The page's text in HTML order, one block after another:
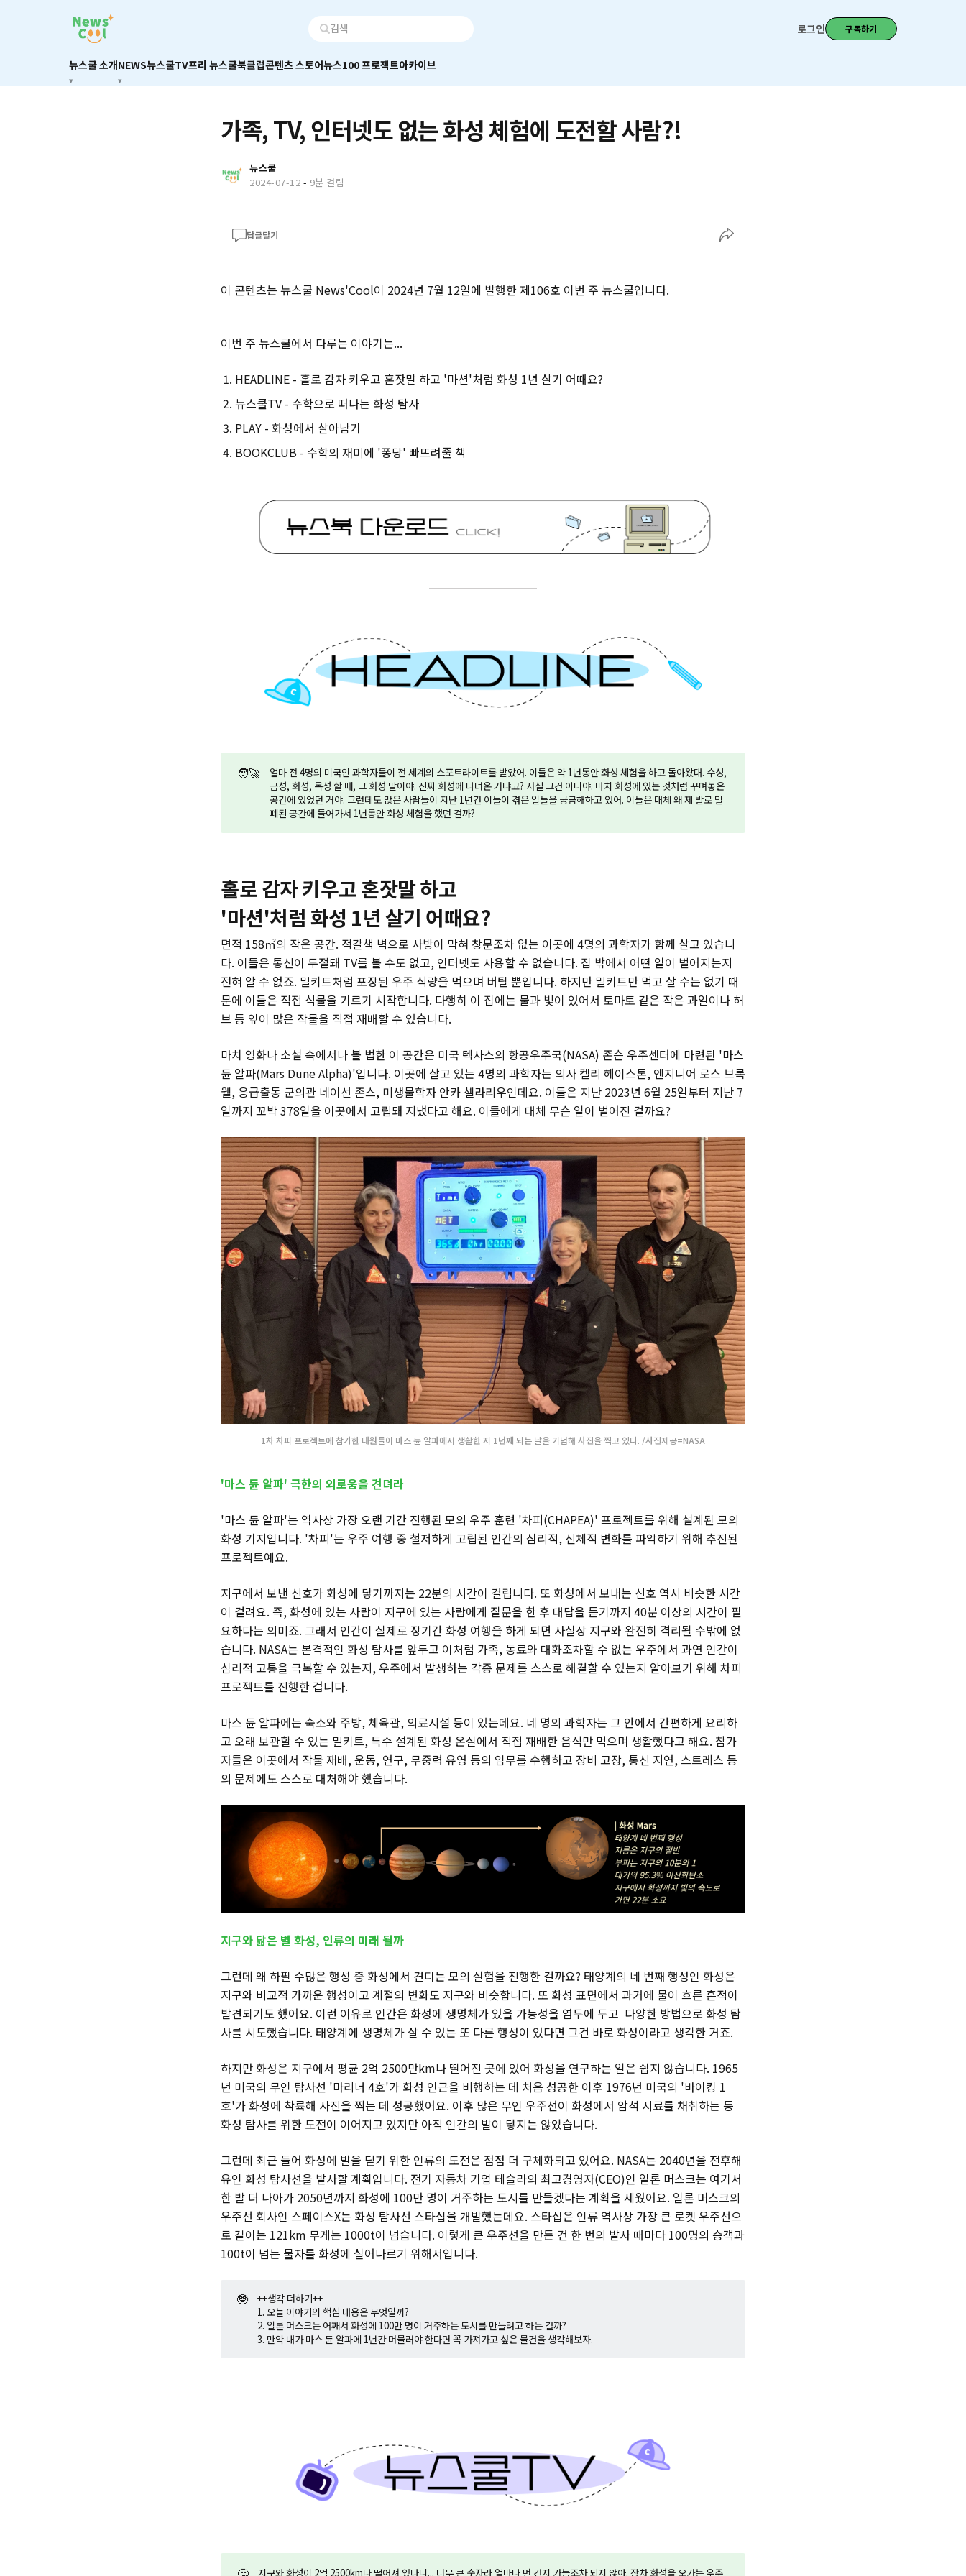
로그인 구독하기
뉴스쿨 소개NEWS뉴스쿨TV프리 뉴스쿨북클럽콘텐츠 스토어뉴스100 프로젝트아카이브
가족, TV, 인터넷도 없는 화성 체험에 도전할 사람?!
뉴스쿨
2024-07-12 - 9분 걸림
답글달기
이 콘텐츠는 뉴스쿨 News'Cool이 2024년 7월 12일에 발행한 제106호 이번 주 뉴스쿨입니다.‌
이번 주 뉴스쿨에서 다루는 이야기는...
HEADLINE - 홀로 감자 키우고 혼잣말 하고 '마션'처럼 화성 1년 살기 어때요?
뉴스쿨TV - 수학으로 떠나는 화성 탐사
PLAY - 화성에서 살아남기
BOOKCLUB - 수학의 재미에 '퐁당' 빠뜨려줄 책
🧑‍🚀
얼마 전 4명의 미국인 과학자들이 전 세계의 스포트라이트를 받았어. 이들은 약 1년동안 화성 체험을 하고 돌아왔대. 수성,
금성, 화성, 목성 할 때, 그 화성 말이야. 진짜 화성에 다녀온 거냐고? 사실 그건 아니야. 마치 화성에 있는 것처럼 꾸며놓은
공간에 있었던 거야. 그런데도 많은 사람들이 지난 1년간 이들이 겪은 일들을 궁금해하고 있어. 이들은 대체 왜 제 발로 밀
폐된 공간에 들어가서 1년동안 화성 체험을 했던 걸까?
홀로 감자 키우고 혼잣말 하고
'마션'처럼 화성 1년 살기 어때요?
면적 158㎡의 작은 공간. 적갈색 벽으로 사방이 막혀 창문조차 없는 이곳에 4명의 과학자가 함께 살고 있습니
다. 이들은 통신이 두절돼 TV를 볼 수도 없고, 인터넷도 사용할 수 없습니다. 집 밖에서 어떤 일이 벌어지는지
전혀 알 수 없죠. 밀키트처럼 포장된 우주 식량을 먹으며 버틸 뿐입니다. 하지만 밀키트만 먹고 살 수는 없기 때
문에 이들은 직접 식물을 기르기 시작합니다. 다행히 이 집에는 물과 빛이 있어서 토마토 같은 작은 과일이나 허
브 등 잎이 많은 작물을 직접 재배할 수 있습니다.
마치 영화나 소설 속에서나 볼 법한 이 공간은 미국 텍사스의 항공우주국(NASA) 존슨 우주센터에 마련된 '마스
듄 알파(Mars Dune Alpha)'입니다. 이곳에 살고 있는 4명의 과학자는 의사 켈리 헤이스톤, 엔지니어 로스 브록
웰, 응급출동 군의관 네이선 존스, 미생물학자 안카 셀라리우인데요. 이들은 지난 2023년 6월 25일부터 지난 7
일까지 꼬박 378일을 이곳에서 고립돼 지냈다고 해요. 이들에게 대체 무슨 일이 벌어진 걸까요?
1차 차피 프로젝트에 참가한 대원들이 마스 듄 알파에서 생활한 지 1년째 되는 날을 기념해 사진을 찍고 있다. /사진제공=NASA
'마스 듄 알파' 극한의 외로움을 견뎌라
'마스 듄 알파'는 역사상 가장 오랜 기간 진행된 모의 우주 훈련 '차피(CHAPEA)' 프로젝트를 위해 설계된 모의
화성 기지입니다. '차피'는 우주 여행 중 철저하게 고립된 인간의 심리적, 신체적 변화를 파악하기 위해 추진된
프로젝트예요.
지구에서 보낸 신호가 화성에 닿기까지는 22분의 시간이 걸립니다. 또 화성에서 보내는 신호 역시 비슷한 시간
이 걸려요. 즉, 화성에 있는 사람이 지구에 있는 사람에게 질문을 한 후 대답을 듣기까지 40분 이상의 시간이 필
요하다는 의미죠. 그래서 인간이 실제로 장기간 화성 여행을 하게 되면 사실상 지구와 완전히 격리될 수밖에 없
습니다. NASA는 본격적인 화성 탐사를 앞두고 이처럼 가족, 동료와 대화조차할 수 없는 우주에서 과연 인간이
심리적 고통을 극복할 수 있는지, 우주에서 발생하는 각종 문제를 스스로 해결할 수 있는지 알아보기 위해 차피
프로젝트를 진행한 겁니다.
마스 듄 알파에는 숙소와 주방, 체육관, 의료시설 등이 있는데요. 네 명의 과학자는 그 안에서 간편하게 요리하
고 오래 보관할 수 있는 밀키트, 특수 설계된 화성 온실에서 직접 재배한 음식만 먹으며 생활했다고 해요. 참가
자들은 이곳에서 작물 재배, 운동, 연구, 무중력 유영 등의 임무를 수행하고 장비 고장, 통신 지연, 스트레스 등
의 문제에도 스스로 대처해야 했습니다.
지구와 닮은 별 화성, 인류의 미래 될까
그런데 왜 하필 수많은 행성 중 화성에서 견디는 모의 실험을 진행한 걸까요? 태양계의 네 번째 행성인 화성은
지구와 비교적 가까운 행성이고 계절의 변화도 지구와 비슷합니다. 또 화성 표면에서 과거에 물이 흐른 흔적이
발견되기도 했어요. 이런 이유로 인간은 화성에 생명체가 있을 가능성을 염두에 두고 다양한 방법으로 화성 탐
사를 시도했습니다. 태양계에 생명체가 살 수 있는 또 다른 행성이 있다면 그건 바로 화성이라고 생각한 거죠.
하지만 화성은 지구에서 평균 2억 2500만km나 떨어진 곳에 있어 화성을 연구하는 일은 쉽지 않습니다. 1965
년 미국의 무인 탐사선 '마리너 4호'가 화성 인근을 비행하는 데 처음 성공한 이후 1976년 미국의 '바이킹 1
호'가 화성에 착륙해 사진을 찍는 데 성공했어요. 이후 많은 무인 우주선이 화성에서 암석 시료를 채취하는 등
화성 탐사를 위한 도전이 이어지고 있지만 아직 인간의 발이 닿지는 않았습니다.
그런데 최근 들어 화성에 발을 딛기 위한 인류의 도전은 점점 더 구체화되고 있어요. NASA는 2040년을 전후해
유인 화성 탐사선을 발사할 계획입니다. 전기 자동차 기업 테슬라의 최고경영자(CEO)인 일론 머스크는 여기서
한 발 더 나아가 2050년까지 화성에 100만 명이 거주하는 도시를 만들겠다는 계획을 세웠어요. 일론 머스크의
우주선 회사인 스페이스X는 화성 탐사선 스타십을 개발했는데요. 스타십은 인류 역사상 가장 큰 로켓 우주선으
로 길이는 121km 무게는 1000t이 넘습니다. 이렇게 큰 우주선을 만든 건 한 번의 발사 때마다 100명의 승객과
100t이 넘는 물자를 화성에 실어나르기 위해서입니다.
🤓
++생각 더하기++
1. 오늘 이야기의 핵심 내용은 무엇일까?
2. 일론 머스크는 어째서 화성에 100만 명이 거주하는 도시를 만들려고 하는 걸까?
3. 만약 내가 마스 듄 알파에 1년간 머물러야 한다면 꼭 가져가고 싶은 물건을 생각해보자.
지구와 화성이 2억 2500km나 떨어져 있다니... 너무 큰 숫자라 얼마나 먼 건지 가늠조차 되지 않아. 장차 화성을 오가는 우주